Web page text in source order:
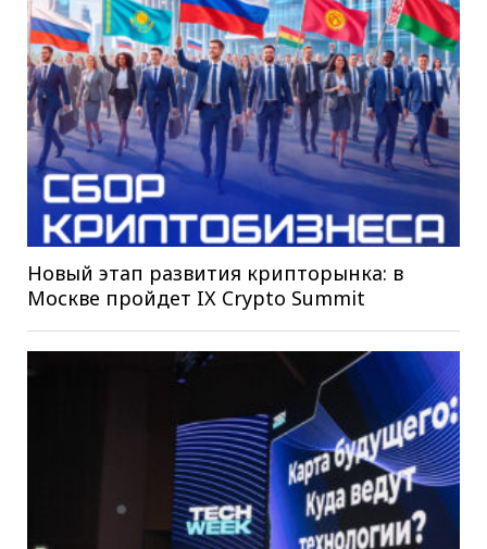
Новый этап развития крипторынка: в
Москве пройдет IX Crypto Summit